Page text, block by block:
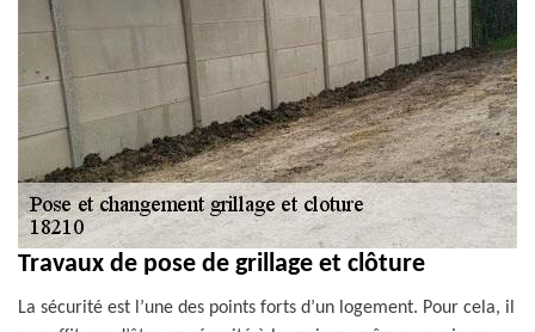
Travaux de pose de grillage et clôture
La sécurité est l’une des points forts d’un logement. Pour cela, il